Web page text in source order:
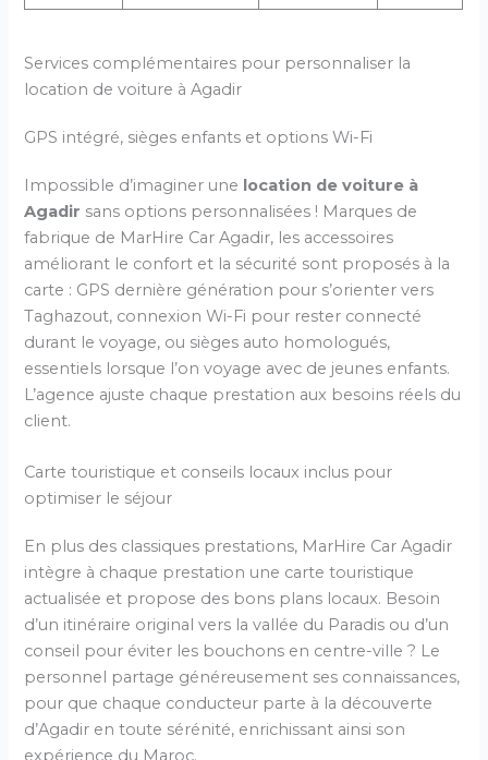
Services complémentaires pour personnaliser la
location de voiture à Agadir
GPS intégré, sièges enfants et options Wi-Fi
Impossible d’imaginer une location de voiture à
Agadir sans options personnalisées ! Marques de
fabrique de MarHire Car Agadir, les accessoires
améliorant le confort et la sécurité sont proposés à la
carte : GPS dernière génération pour s’orienter vers
Taghazout, connexion Wi-Fi pour rester connecté
durant le voyage, ou sièges auto homologués,
essentiels lorsque l’on voyage avec de jeunes enfants.
L’agence ajuste chaque prestation aux besoins réels du
client.
Carte touristique et conseils locaux inclus pour
optimiser le séjour
En plus des classiques prestations, MarHire Car Agadir
intègre à chaque prestation une carte touristique
actualisée et propose des bons plans locaux. Besoin
d’un itinéraire original vers la vallée du Paradis ou d’un
conseil pour éviter les bouchons en centre-ville ? Le
personnel partage généreusement ses connaissances,
pour que chaque conducteur parte à la découverte
d’Agadir en toute sérénité, enrichissant ainsi son
expérience du Maroc.